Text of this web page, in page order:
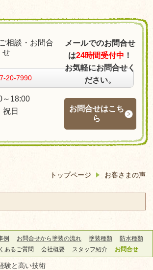
メールでのお問合せ
は24時間受付中 ！
お気軽にお問合せく
ださい。
お問合せはこち
ら
相談・お問合
せ
20-7990
～18:00
日
トップページ お客さまの声
例 お問合せから塗装の流れ 塗装種類
防水種類
あるご質問 会社概要 スタッフ紹介 お問合せ
験と高い技術